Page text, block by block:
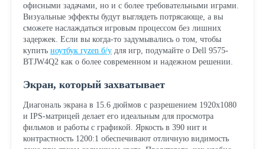
офисными задачами, но и с более требовательными играми.
Визуальные эффекты будут выглядеть потрясающе, а вы
сможете наслаждаться игровым процессом без лишних
задержек. Если вы когда-то задумывались о том, чтобы
купить ноутбук ryzen б/удля игр, подумайте о Dell 9575-
BTJW4Q2 как о более современном и надежном решении.
Экран, который захватывает
Диагональ экрана в 15.6 дюймов с разрешением 1920x1080
и IPS-матрицей делает его идеальным для просмотра
фильмов и работы с графикой. Яркость в 390 нит и
контрастность 1200:1 обеспечивают отличную видимость